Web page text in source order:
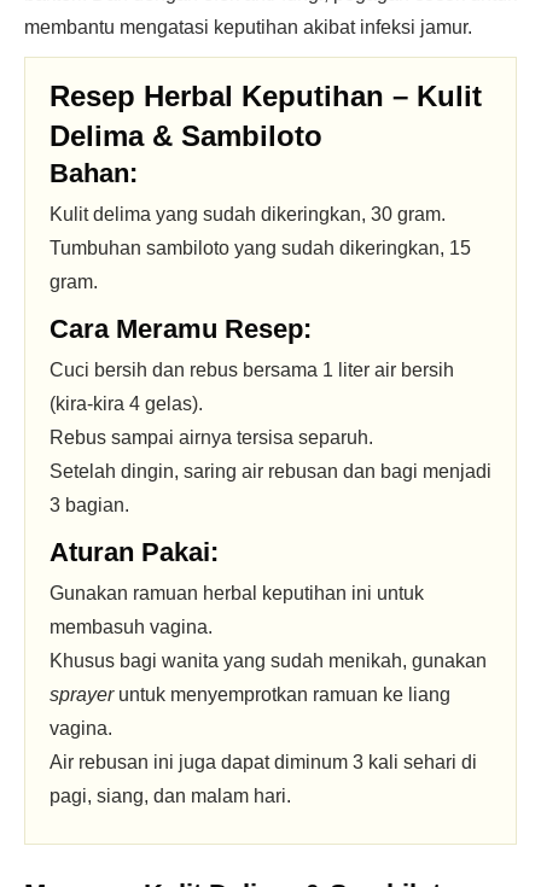
membantu mengatasi keputihan akibat infeksi jamur.
Resep Herbal Keputihan – Kulit
Delima & Sambiloto
Bahan:
Kulit delima yang sudah dikeringkan, 30 gram.
Tumbuhan sambiloto yang sudah dikeringkan, 15
gram.
Cara Meramu Resep:
Cuci bersih dan rebus bersama 1 liter air bersih
(kira-kira 4 gelas).
Rebus sampai airnya tersisa separuh.
Setelah dingin, saring air rebusan dan bagi menjadi
3 bagian.
Aturan Pakai:
Gunakan ramuan herbal keputihan ini untuk
membasuh vagina.
Khusus bagi wanita yang sudah menikah, gunakan
sprayeruntuk menyemprotkan ramuan ke liang
vagina.
Air rebusan ini juga dapat diminum 3 kali sehari di
pagi, siang, dan malam hari.